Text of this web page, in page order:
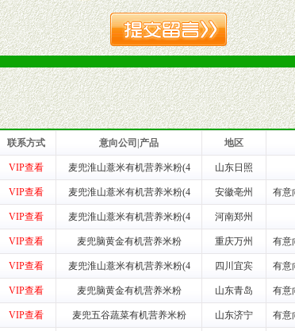
关渠道者。
好的商誉，良好的市场网络的公司及销售自然人。
，保证良性的价格体系，保证均衡的利润体系。
理区位优势。
专家为客户提供包括销售、营养、售后服务等各项专业培
、POP终端宣传物料、多样化的促销物品、礼品等。
，物料支持、人员支持等。媒体宣传支持
扩大产品体宣传支持
扩大产品宣传，提高产品美誉度。
联系方式 意向公司|产品 地区
VIP查看 麦兜淮山薏米有机营养米粉(4 山东日照
VIP查看 麦兜淮山薏米有机营养米粉(4 安徽亳州 有意
VIP查看 麦兜淮山薏米有机营养米粉(4 河南郑州
VIP查看 麦兜脑黄金有机营养米粉 重庆万州 有意
VIP查看 麦兜淮山薏米有机营养米粉(4 四川宜宾 有意
VIP查看 麦兜脑黄金有机营养米粉 山东青岛 有意
VIP查看 麦兜五谷蔬菜有机营养米粉 山东济宁 有意